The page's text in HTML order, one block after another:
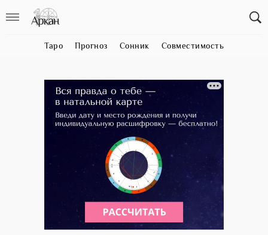
Таро Прогноз Сонник Совместимость